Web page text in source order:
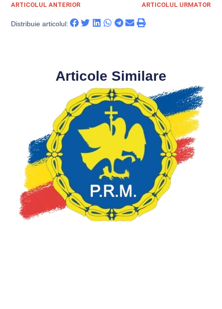
ARTICOLUL ANTERIOR ARTICOLUL URMATOR
Distribuie articolul:
Articole Similare